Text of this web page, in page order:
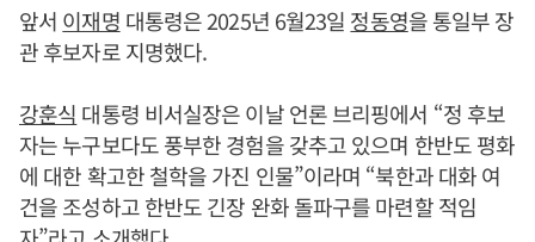
앞서 이재명 대통령은 2025년 6월23일 정동영을 통일부 장
관 후보자로 지명했다.
강훈식 대통령 비서실장은 이날 언론 브리핑에서 “정 후보
자는 누구보다도 풍부한 경험을 갖추고 있으며 한반도 평화
에 대한 확고한 철학을 가진 인물”이라며 “북한과 대화 여
건을 조성하고 한반도 긴장 완화 돌파구를 마련할 적임